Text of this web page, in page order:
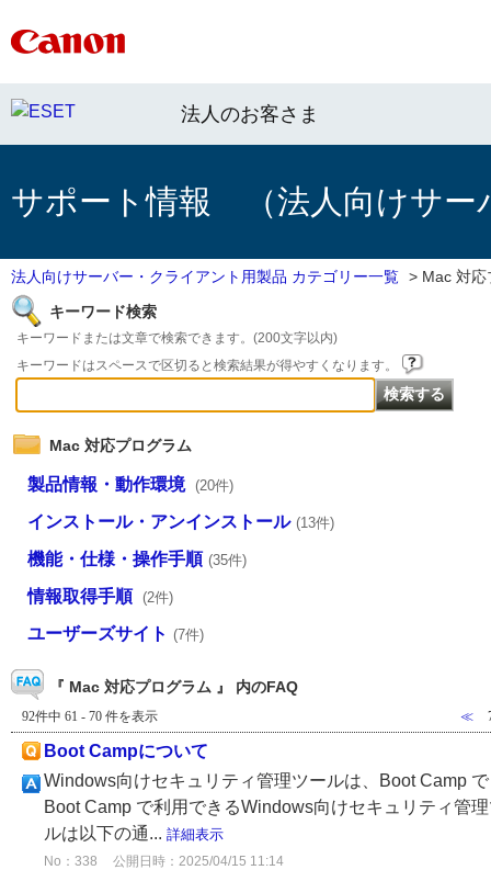
法人のお客さま
サポート情報 （法人向けサー
法人向けサーバー・クライアント用製品 カテゴリー一覧 > Mac 対応
キーワード検索
キーワードまたは文章で検索できます。(200文字以内)
キーワードはスペースで区切ると検索結果が得やすくなります。
Mac 対応プログラム
製品情報・動作環境 (20件)
インストール・アンインストール (13件)
機能・仕様・操作手順 (35件)
情報取得手順 (2件)
ユーザーズサイト (7件)
『 Mac 対応プログラム 』 内のFAQ
92件中 61 - 70 件を表示 ≪
Boot Campについて
Windows向けセキュリティ管理ツールは、Boot Camp
Boot Camp で利用できるWindows向けセキュリティ管
ルは以下の通... 詳細表示
No：338 公開日時：2025/04/15 11:14